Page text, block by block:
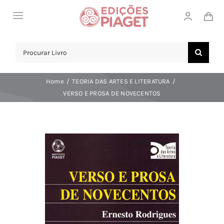
Toggle
COMPRAR!
Search
Home
TEORIA DAS ARTES E LITERATURA
VERSO E PROSA DE NOVECENTOS